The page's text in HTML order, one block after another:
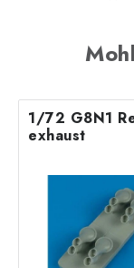
1/72 G8N1
exhaust